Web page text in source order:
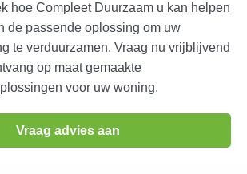
hoe Compleet Duurzaam u kan helpen
de passende oplossing om uw
te verduurzamen. Vraag nu vrijblijvend
op maat gemaakte
voor uw woning.
Vraag advies aan